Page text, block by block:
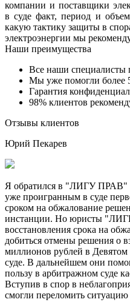
компании и поставщики
в суде факт, период и
какую тактику защиты в
электроэнергии мы
Наши преимущества
Все наши специалисты
Мы уже помогли более
Гарантия
98% клиентов
Отзывы клиентов
Юрий Пекарев
Я обратился в "ЛИГУ ПРАВ"
уже проигранным в суде
сроком на обжалование
инстанции. Но юристы
восстановления срока на
добиться отмены решения о
миллионов рублей в
суде. В дальнейшем они
пользу в арбитражном суде
Вступив в спор в
смогли переломить